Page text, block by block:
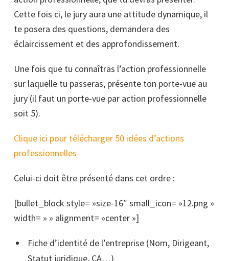
Cette fois ci, le jury aura une attitude dynamique, il
te posera des questions, demandera des
éclaircissement et des approfondissement.
Une fois que tu connaîtras l’action professionnelle
sur laquelle tu passeras, présente ton porte-vue au
jury (il faut un porte-vue par action professionnelle
soit 5).
Clique ici pour télécharger 50 idées d’actions
professionnelles
Celui-ci doit être présenté dans cet ordre :
[bullet_block style= »size-16″ small_icon= »12.png »
width= » » alignment= »center »]
Fiche d’identité de l’entreprise (Nom, Dirigeant,
Statut juridique, CA…)